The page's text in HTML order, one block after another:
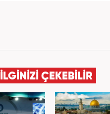
ÇEKEBİLİR